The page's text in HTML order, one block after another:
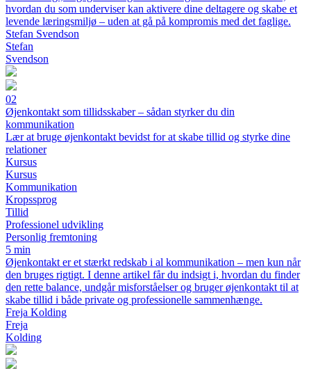
hvordan du som underviser kan aktivere dine deltagere og skabe et
levende læringsmiljø – uden at gå på kompromis med det faglige.
Stefan Svendson
Stefan
Svendson
02
Øjenkontakt som tillidsskaber – sådan styrker du din
kommunikation
Lær at bruge øjenkontakt bevidst for at skabe tillid og styrke dine
relationer
Kursus
Kursus
Kommunikation
Kropssprog
Tillid
Professionel udvikling
Personlig fremtoning
5 min
Øjenkontakt er et stærkt redskab i al kommunikation – men kun når
den bruges rigtigt. I denne artikel får du indsigt i, hvordan du finder
den rette balance, undgår misforståelser og bruger øjenkontakt til at
skabe tillid i både private og professionelle sammenhænge.
Freja Kolding
Freja
Kolding